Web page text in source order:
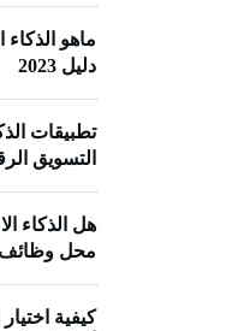
ماهو
دليل 2023
تطبيقات
التسويق
هل الذكاء
محل وظائف